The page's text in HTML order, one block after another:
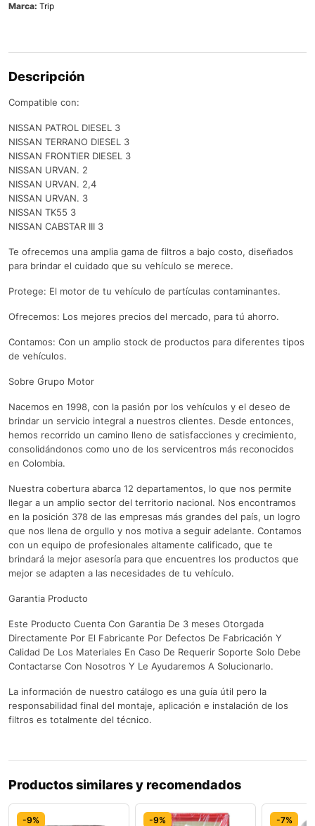
Marca: Trip
Descripción
Compatible con:
NISSAN PATROL DIESEL 3
NISSAN TERRANO DIESEL 3
NISSAN FRONTIER DIESEL 3
NISSAN URVAN. 2
NISSAN URVAN. 2,4
NISSAN URVAN. 3
NISSAN TK55 3
NISSAN CABSTAR III 3
Te ofrecemos una amplia gama de filtros a bajo costo, diseñados
para brindar el cuidado que su vehículo se merece.
Protege: El motor de tu vehículo de partículas contaminantes.
Ofrecemos: Los mejores precios del mercado, para tú ahorro.
Contamos: Con un amplio stock de productos para diferentes tipos
de vehículos.
Sobre Grupo Motor
Nacemos en 1998, con la pasión por los vehículos y el deseo de
brindar un servicio integral a nuestros clientes. Desde entonces,
hemos recorrido un camino lleno de satisfacciones y crecimiento,
consolidándonos como uno de los servicentros más reconocidos
en Colombia.
Nuestra cobertura abarca 12 departamentos, lo que nos permite
llegar a un amplio sector del territorio nacional. Nos encontramos
en la posición 378 de las empresas más grandes del país, un logro
que nos llena de orgullo y nos motiva a seguir adelante. Contamos
con un equipo de profesionales altamente calificado, que te
brindará la mejor asesoría para que encuentres los productos que
mejor se adapten a las necesidades de tu vehículo.
Garantia Producto
Este Producto Cuenta Con Garantia De 3 meses Otorgada
Directamente Por El Fabricante Por Defectos De Fabricación Y
Calidad De Los Materiales En Caso De Requerir Soporte Solo Debe
Contactarse Con Nosotros Y Le Ayudaremos A Solucionarlo.
La información de nuestro catálogo es una guía útil pero la
responsabilidad final del montaje, aplicación e instalación de los
filtros es totalmente del técnico.
Productos similares y recomendados
-9% -9% -7%